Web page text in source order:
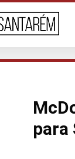
para